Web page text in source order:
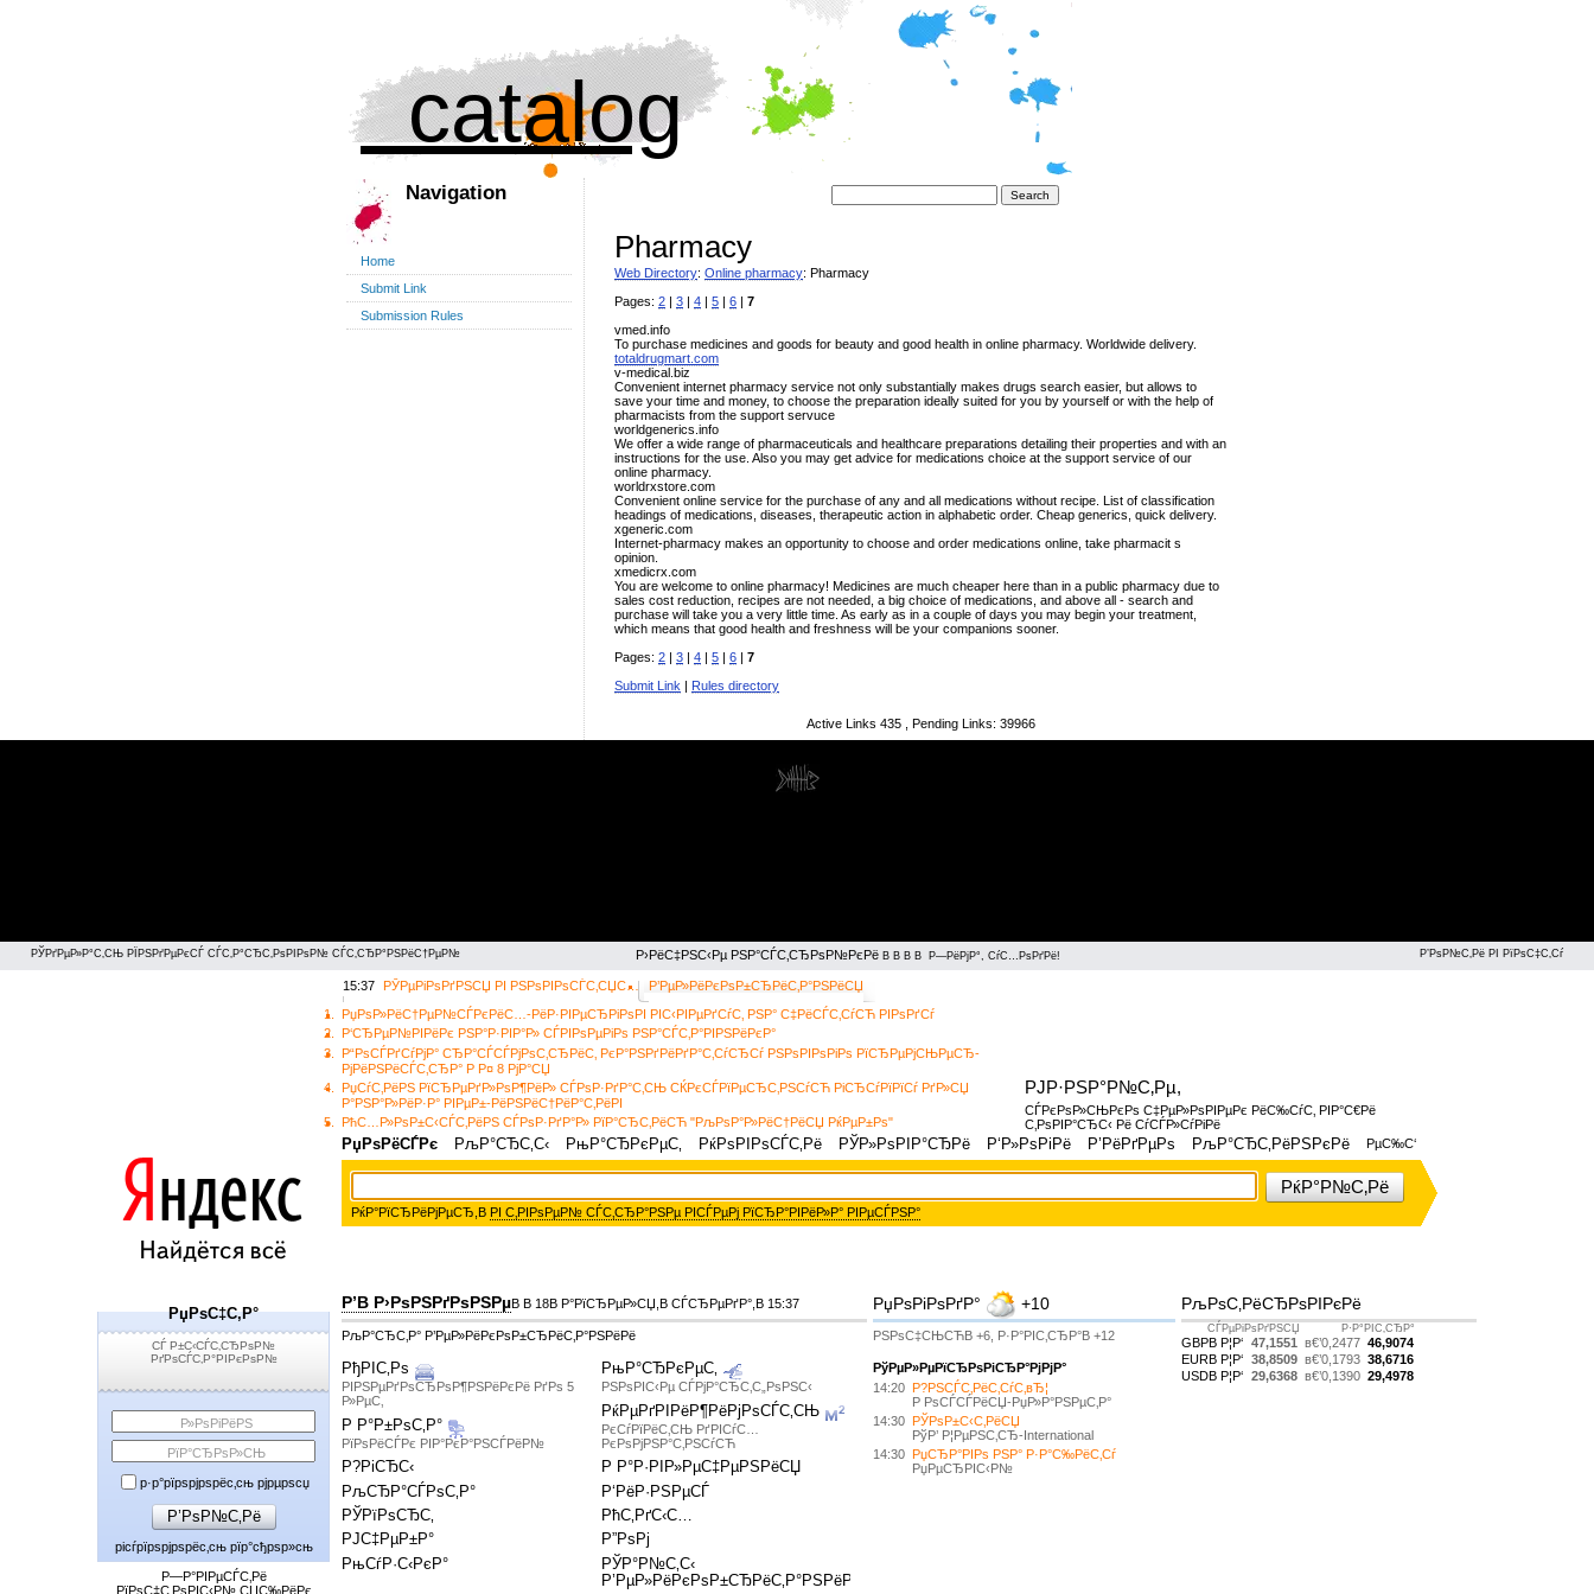
catalog
Navigation
Home
Submit Link
Submission Rules
Pharmacy
Web Directory: Online pharmacy: Pharmacy
Pages: 2 | 3 | 4 | 5 | 6 | 7
vmed.info
To purchase medicines and goods for beauty and good health in online pharmacy. Worldwide delivery.
totaldrugmart.com
v-medical.biz
Convenient internet pharmacy service not only substantially makes drugs search easier, but allows to
save your time and money, to choose the preparation ideally suited for you by yourself or with the help of
pharmacists from the support servuce
worldgenerics.info
We offer a wide range of pharmaceuticals and healthcare preparations detailing their properties and with an
instructions for the use. Also you may get advice for medications choice at the support service of our
online pharmacy.
worldrxstore.com
Convenient online service for the purchase of any and all medications without recipe. List of classification
headings of medications, diseases, therapeutic action in alphabetic order. Cheap generics, quick delivery.
xgeneric.com
Internet-pharmacy makes an opportunity to choose and order medications online, take pharmacit s
opinion.
xmedicrx.com
You are welcome to online pharmacy! Medicines are much cheaper here than in a public pharmacy due to
sales cost reduction, recipes are not needed, a big choice of medications, and above all - search and
purchase will take you a very little time. As early as in a couple of days you may begin your treatment,
which means that good health and freshness will be your companions sooner.
Pages: 2 | 3 | 4 | 5 | 6 | 7
Submit Link | Rules directory
Active Links 435, Pending Links: 39966
catalog
РЎРґРµР»Р°С‚СЊ РЇРЅРґРµРєСЃ СЃС‚Р°СЂС‚РѕРІРѕР№ СЃС‚СЂР°РЅРёС†РµР№ Р›РёС‡РЅС‹Рµ РЅР°СЃС‚СЂРѕР№РєРё В В В В Р—РёРјР°, СѓС…РѕРґРё! Р’РѕР№С‚Рё РІ РїРѕС‡С‚Сѓ
15:37 РЎРµРіРѕРґРЅСЏ РІ РЅРѕРІРѕСЃС‚СЏС…
Р’РµР»РёРєРѕР±СЂРёС‚Р°РЅРёСЏ
1.
РџРѕР»РёС†РµР№СЃРєРёС…-РёР·РІРµСЂРіРѕРІ РІС‹РІРµРґСѓС‚ РЅР° С‡РёСЃС‚СѓСЋ РІРѕРґСѓ
2.
Р‘СЂРµР№РІРёРє РЅР°Р·РІР°Р» СЃРІРѕРµРіРѕ РЅР°СЃС‚Р°РІРЅРёРєР°
3.
Р“РѕСЃРґСѓРјР° СЂР°СЃСЃРјРѕС‚СЂРёС‚ РєР°РЅРґРёРґР°С‚СѓСЂСѓ РЅРѕРІРѕРіРѕ РїСЂРµРјСЊРµСЂ-
РјРёРЅРёСЃС‚СЂР° Р Р¤ 8 РјР°СЏ
4.
РџСѓС‚РёРЅ РїСЂРµРґР»РѕР¶РёР» СЃРѕР·РґР°С‚СЊ СЌРєСЃРїРµСЂС‚РЅСѓСЋ РіСЂСѓРїРїСѓ РґР»СЏ
Р°РЅР°Р»РёР·Р° РІРµР±-РёРЅРёС†РёР°С‚РёРІ
5.
РћС…Р»РѕР±С‹СЃС‚РёРЅ СЃРѕР·РґР°Р» РїР°СЂС‚РёСЋ "РљРѕР°Р»РёС†РёСЏ РќРµР±Рѕ"
РЈР·РЅР°Р№С‚Рµ,
СЃРєРѕР»СЊРєРѕ С‡РµР»РѕРІРµРє РёС‰СѓС‚ РІР°С€Рё
С‚РѕРІР°СЂС‹ Рё СѓСЃР»СѓРіРё
РџРѕРёСЃРє РљР°СЂС‚С‹ РњР°СЂРєРµС‚ РќРѕРІРѕСЃС‚Рё РЎР»РѕРІР°СЂРё Р‘Р»РѕРіРё Р’РёРґРµРѕ РљР°СЂС‚РёРЅРєРё РµС‰С‘
РќР°Р№С‚Рё
РќР°РїСЂРёРјРµСЂ, В РІ С‚РІРѕРµР№ СЃС‚СЂР°РЅРµ РІСЃРµРј РїСЂР°РІРёР»Р° РІРµСЃРЅР°
РџРѕС‡С‚Р°
СЃ Р±С‹СЃС‚СЂРѕР№
РґРѕСЃС‚Р°РІРєРѕР№
Р»РѕРіРёРЅ
РїР°СЂРѕР»СЊ
р·р°рїрѕрјрѕрёс‚сњ рјрµрѕсџ
Р’РѕР№С‚Рё
рісѓрїрѕрјрѕрёс‚сњ рїр°сђрѕр»сњ
Р—Р°РІРµСЃС‚Рё
РїРѕС‡С‚РѕРІС‹Р№ СЏС‰РёРє
Р’В Р›РѕРЅРґРѕРЅРµВ В 18В Р°РїСЂРµР»СЏ,В СЃСЂРµРґР° ,В 15:37
РљР°СЂС‚Р° Р’РµР»РёРєРѕР±СЂРёС‚Р°РЅРёРё
РђРІС‚Рѕ
РІРЅРµРґРѕСЂРѕР¶РЅРёРєРё РґРѕ 5
Р»РµС‚
Р Р°Р±РѕС‚Р°
РїРѕРёСЃРє РІР°РєР°РЅСЃРёР№
РњР°СЂРєРµС‚
РЅРѕРІС‹Рµ СЃРјР°СЂС‚С„РѕРЅС‹
РќРµРґРІРёР¶РёРјРѕСЃС‚СЊ
РєСѓРїРёС‚СЊ РґРІСѓС…
РєРѕРјРЅР°С‚РЅСѓСЋ
Р?РіСЂС‹
РљСЂР°СЃРѕС‚Р°
РЎРїРѕСЂС‚
РЈС‡РµР±Р°
РњСѓР·С‹РєР°
Р Р°Р·РІР»РµС‡РµРЅРёСЏ
Р‘РёР·РЅРµСЃ
РћС‚РґС‹С…
Р”РѕРј
РЎР°Р№С‚С‹
Р’РµР»РёРєРѕР±СЂРёС‚Р°РЅРёРё
РџРѕРіРѕРґР° +10
РЅРѕС‡СЊСЋВ +6, Р·Р°РІС‚СЂР°В +12
РўРµР»РµРїСЂРѕРіСЂР°РјРјР°
14:20 Р?РЅСЃС‚РёС‚СѓС‚вЂ¦
Р РѕСЃСЃРёСЏ-РџР»Р°РЅРµС‚Р°
14:30 РЎРѕР±С‹С‚РёСЏ
РўР’ Р¦РµРЅС‚СЂ-International
14:30
РџСЂР°РІРѕ РЅР° Р·Р°С‰РёС‚Сѓ
РџРµСЂРІС‹Р№
РљРѕС‚РёСЂРѕРІРєРё
СЃРµРіРѕРґРЅСЏ Р·Р°РІС‚СЂР°
GBPВ Р¦Р‘ 47,1551 в€’0,2477 46,9074
EURВ Р¦Р‘ 38,8509 в€’0,1793 38,6716
USDВ Р¦Р‘ 29,6368 в€’0,1390 29,4978